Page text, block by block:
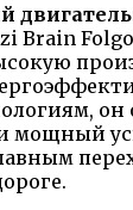
Brain
он
мощный